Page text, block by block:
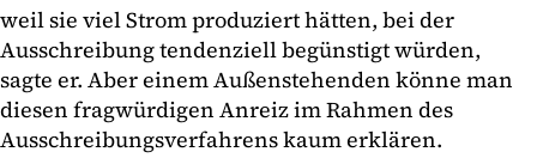
weil sie viel Strom produziert hätten, bei der
Ausschreibung tendenziell begünstigt würden,
sagte er. Aber einem Außenstehenden könne man
diesen fragwürdigen Anreiz im Rahmen des
Ausschreibungsverfahrens kaum erklären.